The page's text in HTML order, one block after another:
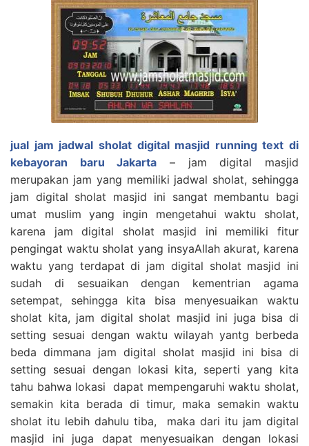
jual jam jadwal sholat digital masjid running text di
kebayoran baru Jakarta
– jam digital masjid
merupakan jam yang memiliki jadwal sholat, sehingga
jam digital sholat masjid ini sangat membantu bagi
umat muslim yang ingin mengetahui waktu sholat,
karena jam digital sholat masjid ini memiliki fitur
pengingat waktu sholat yang insyaAllah akurat, karena
waktu yang terdapat di jam digital sholat masjid ini
sudah di sesuaikan dengan kementrian agama
setempat, sehingga kita bisa menyesuaikan waktu
sholat kita, jam digital sholat masjid ini juga bisa di
setting sesuai dengan waktu wilayah yantg berbeda
beda dimmana jam digital sholat masjid ini bisa di
setting sesuai dengan lokasi kita, seperti yang kita
tahu bahwa lokasi dapat mempengaruhi waktu sholat,
semakin kita berada di timur, maka semakin waktu
sholat itu lebih dahulu tiba, maka dari itu jam digital
masjid ini juga dapat menyesuaikan dengan lokasi